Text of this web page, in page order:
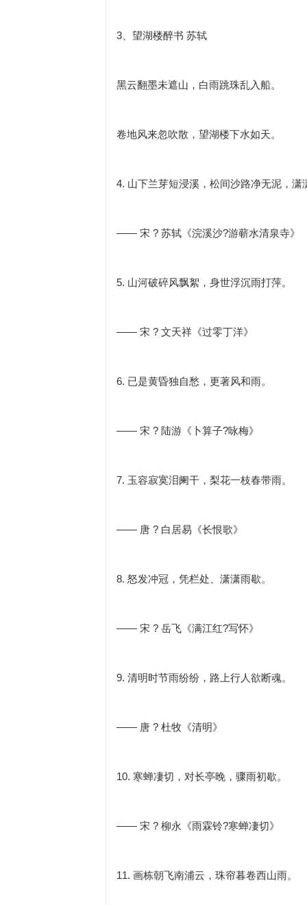
3、望湖楼醉书 苏轼
黑云翻墨未遮山，白雨跳珠乱入船。
卷地风来忽吹散，望湖楼下水如天。
4. 山下兰芽短浸溪，松间沙路净无泥，潇
—— 宋 ? 苏轼《浣溪沙?游蕲水清泉寺》
5. 山河破碎风飘絮，身世浮沉雨打萍。
—— 宋 ? 文天祥《过零丁洋》
6. 已是黄昏独自愁，更著风和雨。
—— 宋 ? 陆游《卜算子?咏梅》
7. 玉容寂寞泪阑干，梨花一枝春带雨。
—— 唐 ? 白居易《长恨歌》
8. 怒发冲冠，凭栏处、潇潇雨歇。
—— 宋 ? 岳飞《满江红?写怀》
9. 清明时节雨纷纷，路上行人欲断魂。
—— 唐 ? 杜牧《清明》
10. 寒蝉凄切，对长亭晚，骤雨初歇。
—— 宋 ? 柳永《雨霖铃?寒蝉凄切》
11. 画栋朝飞南浦云，珠帘暮卷西山雨。